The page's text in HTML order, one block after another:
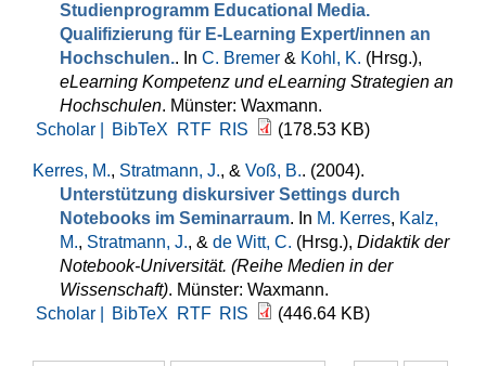
Studienprogramm Educational Media.
Qualifizierung für E-Learning Expert/innen an
Hochschulen.. In C. Bremer & Kohl, K. (Hrsg.),
eLearning Kompetenz und eLearning Strategien an
Hochschulen. Münster: Waxmann.
Scholar |
BibTeX RTF RIS (178.53 KB)
Kerres, M., Stratmann, J., & Voß, B.. (2004).
Unterstützung diskursiver Settings durch
Notebooks im Seminarraum. In M. Kerres, Kalz,
M., Stratmann, J., & de Witt, C. (Hrsg.), Didaktik der
Notebook-Universität. (Reihe Medien in der
Wissenschaft). Münster: Waxmann.
Scholar |
BibTeX RTF RIS (446.64 KB)